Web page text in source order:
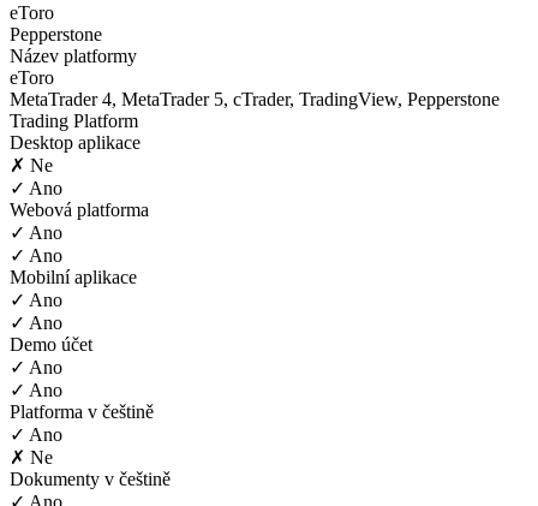
eToro
Pepperstone
Název platformy
eToro
MetaTrader 4, MetaTrader 5, cTrader, TradingView, Pepperstone
Trading Platform
Desktop aplikace
✗ Ne
✓ Ano
Webová platforma
✓ Ano
✓ Ano
Mobilní aplikace
✓ Ano
✓ Ano
Demo účet
✓ Ano
✓ Ano
Platforma v češtině
✓ Ano
✗ Ne
Dokumenty v češtině
✓ Ano